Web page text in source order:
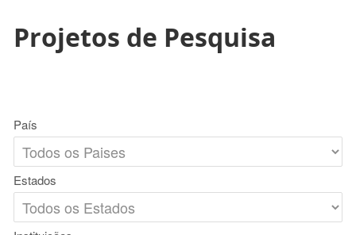
Projetos de Pesquisa
País
Estados